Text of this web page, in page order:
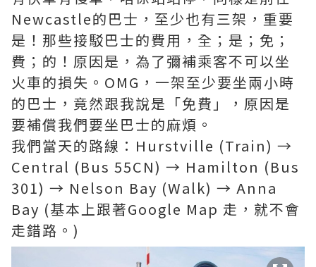
Newcastle的巴士，至少也有三架，重要
是！那些接駁巴士的費用，全；是；免；
費；的！原因是，為了彌補乘客不可以坐
火車的損失。OMG，一架至少要坐兩小時
的巴士，竟然跟我說是「免費」，原因是
要補償我們要坐巴士的麻煩。
我們當天的路線：Hurstville (Train) →
Central (Bus 55CN) → Hamilton (Bus
301) → Nelson Bay (Walk) → Anna
Bay (基本上跟著Google Map 走，就不會
走錯路。)